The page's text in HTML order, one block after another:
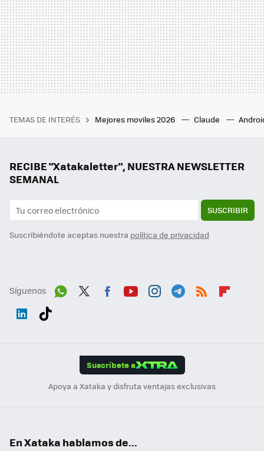
TEMAS DE INTERÉS Mejores moviles 2026 Claude
RECIBE "Xatakaletter", NUESTRA NEWSLETTER
SEMANAL
SUSCRIBIR
Suscribiéndote aceptas nuestra política de privacidad
Síguenos
Suscríbete a
Apoya a Xataka y disfruta ventajas exclusivas
En Xataka hablamos de...